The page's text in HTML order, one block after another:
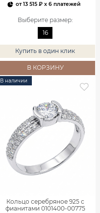
от13 515 ₽ x 6 платежей
Выберите размер:
16
Купить в один клик
В КОРЗИНУ
В наличии
Кольцо серебряное 925 с
фианитами 0101400-00775